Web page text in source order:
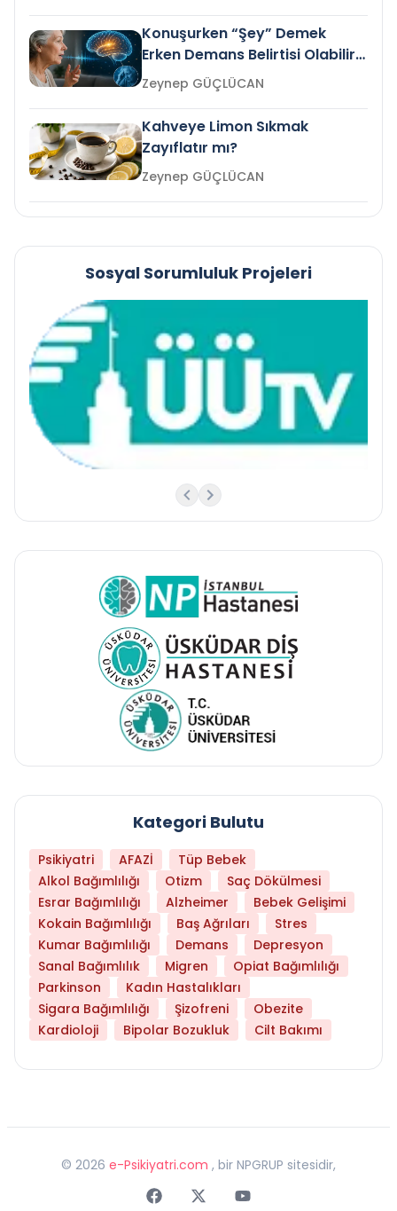
Konuşurken “Şey” Demek
Erken Demans Belirtisi Olabilir
mi?
Zeynep GÜÇLÜCAN
Kahveye Limon Sıkmak
Zayıflatır mı?
Zeynep GÜÇLÜCAN
Sosyal Sorumluluk Projeleri
Kategori Bulutu
Psikiyatri AFAZİ
Tüp Bebek
Alkol Bağımlılığı
Otizm
Saç Dökülmesi
Esrar Bağımlılığı
Alzheimer
Bebek Gelişimi
Kokain Bağımlılığı
Baş Ağrıları
Stres
Kumar Bağımlılığı
Demans
Depresyon
Sanal Bağımlılık
Migren
Opiat Bağımlılığı
Parkinson
Kadın Hastalıkları
Sigara Bağımlılığı
Şizofreni
Obezite
Kardioloji
Bipolar Bozukluk Cilt Bakımı
© 2026 e-Psikiyatri.com , bir NPGRUP sitesidir,